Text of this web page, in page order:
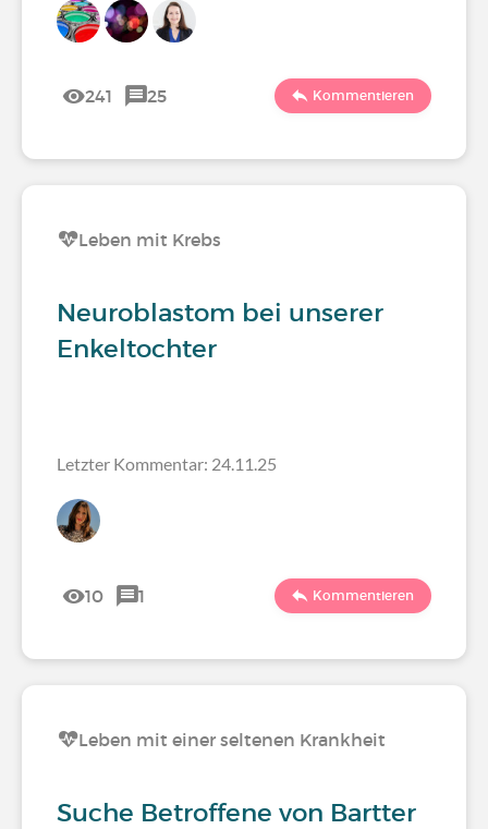
241 25 Kommentieren
Leben mit Krebs
Neuroblastom bei unserer
Enkeltochter
Letzter Kommentar: 24.11.25
10 1 Kommentieren
Leben mit einer seltenen Krankheit
Suche Betroffene von Bartter